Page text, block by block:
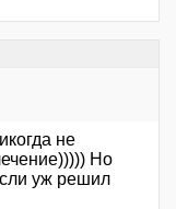
не
Но
уж решил